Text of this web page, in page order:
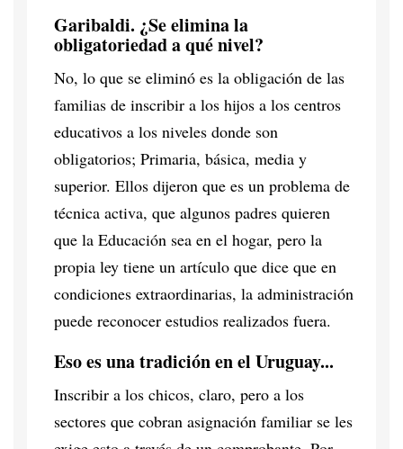
Garibaldi. ¿Se elimina la
obligatoriedad a qué nivel?
No, lo que se eliminó es la obligación de las
familias de inscribir a los hijos a los centros
educativos a los niveles donde son
obligatorios; Primaria, básica, media y
superior. Ellos dijeron que es un problema de
técnica activa, que algunos padres quieren
que la Educación sea en el hogar, pero la
propia ley tiene un artículo que dice que en
condiciones extraordinarias, la administración
puede reconocer estudios realizados fuera.
Eso es una tradición en el Uruguay...
Inscribir a los chicos, claro, pero a los
sectores que cobran asignación familiar se les